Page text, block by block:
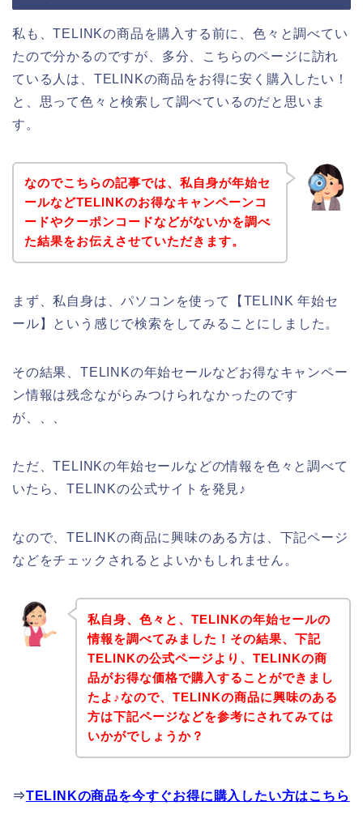
私も、TELINKの商品を購入する前に、色々と調べてい
たので分かるのですが、多分、こちらのページに訪れ
ている人は、TELINKの商品をお得に安く購入したい！
と、思って色々と検索して調べているのだと思いま
す。
なのでこちらの記事では、私自身が年始セ
ールなどTELINKのお得なキャンペーンコ
ードやクーポンコードなどがないかを調べ
た結果をお伝えさせていただきます。
まず、私自身は、パソコンを使って【TELINK 年始セ
ール】という感じで検索をしてみることにしました。
その結果、TELINKの年始セールなどお得なキャンペー
ン情報は残念ながらみつけられなかったのです
が、、、
ただ、TELINKの年始セールなどの情報を色々と調べて
いたら、TELINKの公式サイトを発見♪
なので、TELINKの商品に興味のある方は、下記ページ
などをチェックされるとよいかもしれません。
私自身、色々と、TELINKの年始セールの
情報を調べてみました！その結果、下記
TELINKの公式ページより、TELINKの商
品がお得な価格で購入することができまし
たよ♪なので、TELINKの商品に興味のある
方は下記ページなどを参考にされてみては
いかがでしょうか？
⇒TELINKの商品を今すぐお得に購入したい方はこちら